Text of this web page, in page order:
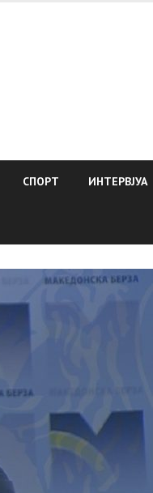
СПОРТ ИНТЕРВЈУА